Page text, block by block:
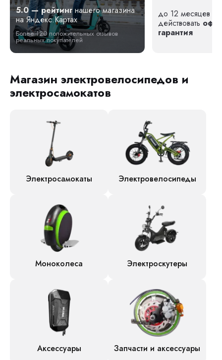
5.0 — рейтингнашего магазина
на Яндекс.Картах
Более 120 положительных отзывов
реальных покупателей
до 12 месяцев —
действовать
гарантия
Магазин электровелосипедов и
электросамокатов
Электросамокаты Электровелосипеды
Моноколеса Электроскутеры
Аксессуары Запчасти и аксессуары